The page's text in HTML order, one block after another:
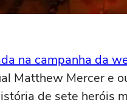
na campanha da
Matthew Mercer e
de sete heróis